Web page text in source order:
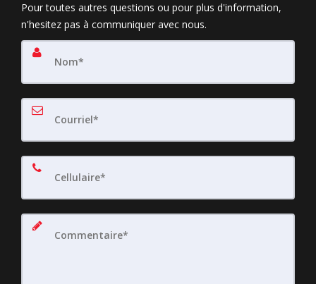
Pour toutes autres questions ou pour plus d'information,
n'hesitez pas à communiquer avec nous.